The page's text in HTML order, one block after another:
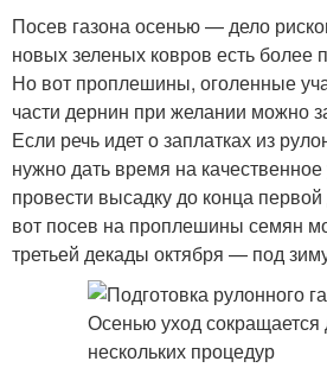
Посев газона осенью — дело
новых зеленых ковров есть более
Но вот проплешины, оголенные
части дернин при желании можно
Если речь идет о заплатках из
нужно дать время на
провести высадку до конца
вот посев на проплешины семян
третьей декады октября — под